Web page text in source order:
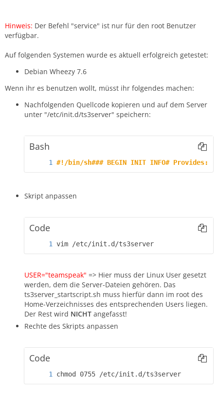
Hinweis: Der Befehl "service" ist nur für den root Benutzer
verfügbar.
Auf folgenden Systemen wurde es aktuell erfolgreich getestet:
Debian Wheezy 7.6
Wenn ihr es benutzen wollt, müsst ihr folgendes machen:
Nachfolgenden Quellcode kopieren und auf dem Server
unter "/etc/init.d/ts3server" speichern:
Bash
#!/bin/sh### BEGIN INIT INFO#
Skript anpassen
Code
vim /etc/init.d/ts3server
USER="teamspeak" => Hier muss der Linux User gesetzt
werden, dem die Server-Dateien gehören. Das
ts3server_startscript.sh muss hierfür dann im root des
Home-Verzeichnisses des entsprechenden Users liegen.
Der Rest wird NICHT angefasst!
Rechte des Skripts anpassen
Code
chmod 0755 /etc/init.d/ts3server